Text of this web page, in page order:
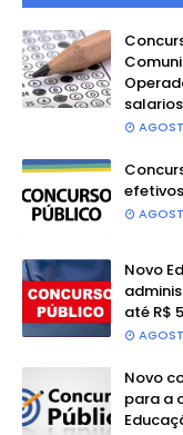
salarios
Novo
até R$
Novo
para a